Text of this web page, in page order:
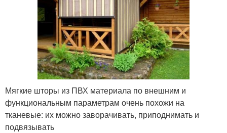
Мягкие шторы из ПВХ материала по внешним и
функциональным параметрам очень похожи на
тканевые: их можно заворачивать, приподнимать и
подвязывать